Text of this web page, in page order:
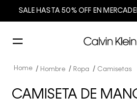
SALE HASTA 50% OFF EN
Hombre Ropa Camisetas
CAMISETA DE